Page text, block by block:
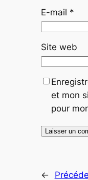
E-mail *
Site web
et mon
pour
←